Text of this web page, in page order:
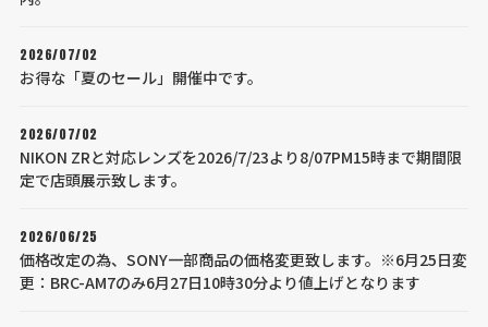
2026/07/02
お得な「夏のセール」開催中です。
2026/07/02
NIKON ZRと対応レンズを2026/7/23より8/07PM15時まで期間限
定で店頭展示致します。
2026/06/25
価格改定の為、SONY一部商品の価格変更致します。※6月25日変
更：BRC-AM7のみ6月27日10時30分より値上げとなります